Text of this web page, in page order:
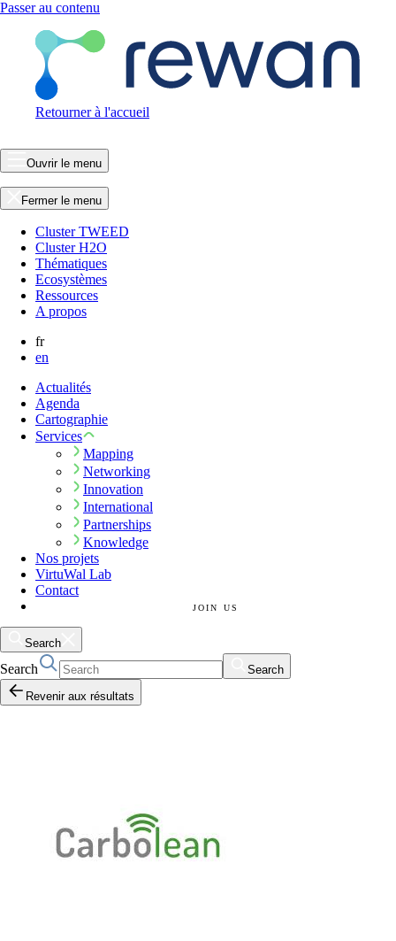
Passer au contenu
Retourner à l'accueil
Ouvrir le menu
Fermer le menu
Cluster TWEED
Cluster H2O
Thématiques
Ecosystèmes
Ressources
A propos
fr
en
Actualités
Agenda
Cartographie
Services
Mapping
Networking
Innovation
International
Partnerships
Knowledge
Nos projets
VirtuWal Lab
Contact
JOIN US
Search
Search
Search
Revenir aux résultats